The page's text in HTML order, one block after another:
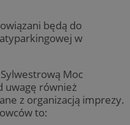
będą do
w
Moc
uwagę również
z organizacją imprezy.
to: